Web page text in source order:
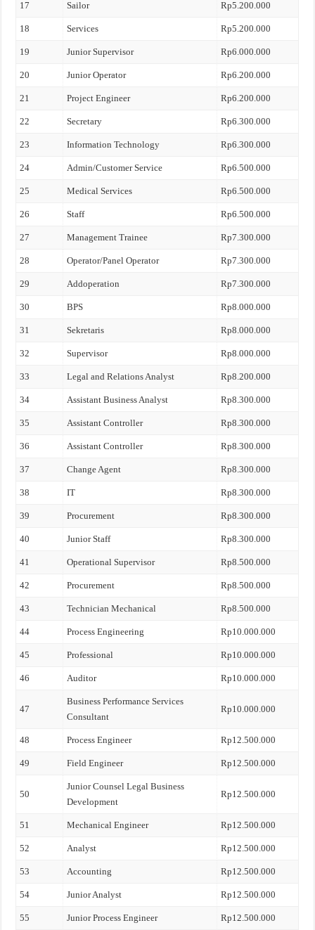
17 Sailor Rp5.200.000
18 Services Rp5.200.000
19 Junior Supervisor Rp6.000.000
20 Junior Operator Rp6.200.000
21 Project Engineer Rp6.200.000
22 Secretary Rp6.300.000
23 Information Technology Rp6.300.000
24 Admin/Customer Service Rp6.500.000
25 Medical Services Rp6.500.000
26 Staff Rp6.500.000
27 Management Trainee Rp7.300.000
28 Operator/Panel Operator Rp7.300.000
29 Addoperation Rp7.300.000
30 BPS Rp8.000.000
31 Sekretaris Rp8.000.000
32 Supervisor Rp8.000.000
33 Legal and Relations Analyst Rp8.200.000
34 Assistant Business Analyst Rp8.300.000
35 Assistant Controller Rp8.300.000
36 Assistant Controller Rp8.300.000
37 Change Agent Rp8.300.000
38 IT Rp8.300.000
39 Procurement Rp8.300.000
40 Junior Staff Rp8.300.000
41 Operational Supervisor Rp8.500.000
42 Procurement Rp8.500.000
43 Technician Mechanical Rp8.500.000
44 Process Engineering Rp10.000.000
45 Professional Rp10.000.000
46 Auditor Rp10.000.000
47
Business Performance Services
Consultant
Rp10.000.000
48 Process Engineer Rp12.500.000
49 Field Engineer Rp12.500.000
50
Junior Counsel Legal Business
Development
Rp12.500.000
51 Mechanical Engineer Rp12.500.000
52 Analyst Rp12.500.000
53 Accounting Rp12.500.000
54 Junior Analyst Rp12.500.000
55 Junior Process Engineer Rp12.500.000